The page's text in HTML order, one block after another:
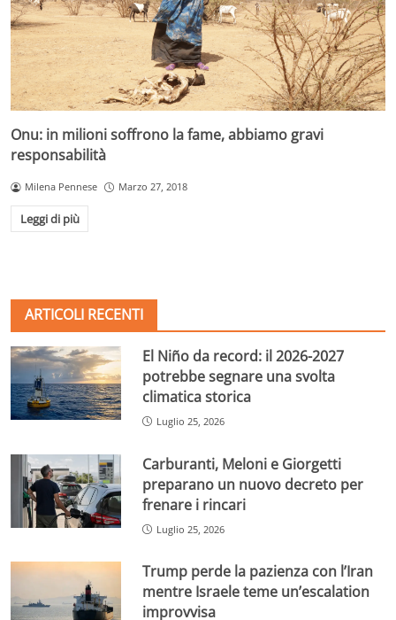
Onu: in milioni soffrono la fame, abbiamo gravi
responsabilità
Milena Pennese Marzo 27, 2018
Leggi di più
ARTICOLI RECENTI
El Niño da record: il 2026-2027
potrebbe segnare una svolta
climatica storica
Luglio 25, 2026
Carburanti, Meloni e Giorgetti
preparano un nuovo decreto per
frenare i rincari
Luglio 25, 2026
Trump perde la pazienza con l’Iran
mentre Israele teme un’escalation
improvvisa